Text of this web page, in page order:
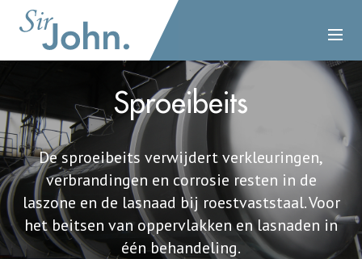
Sproeibeits
De sproeibeits verwijdert verkleuringen,
verbrandingen en corrosie resten in de
laszone en de lasnaad bij roestvaststaal. Voor
het beitsen van oppervlakken en lasnaden in
één behandeling.